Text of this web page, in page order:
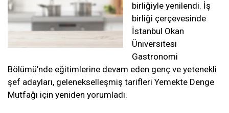
birliğiyle yenilendi. İş
birliği çerçevesinde
İstanbul Okan
Üniversitesi
Gastronomi
Bölümü’nde eğitimlerine devam eden genç ve yetenekli
şef adayları, gelenekselleşmiş tarifleri Yemekte Denge
Mutfağı için yeniden yorumladı.